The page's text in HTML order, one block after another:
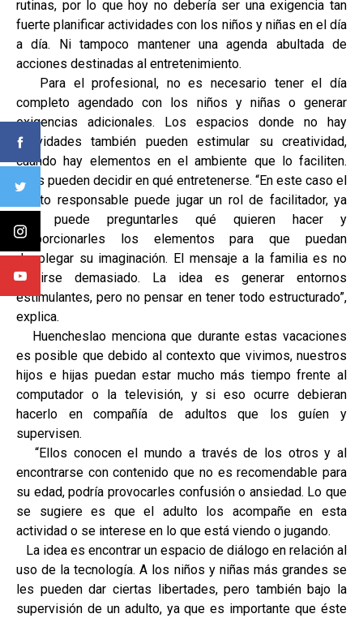
rutinas, por lo que hoy no debería ser una exigencia tan
fuerte planificar actividades con los niños y niñas en el día
a día. Ni tampoco mantener una agenda abultada de
acciones destinadas al entretenimiento.
Para el profesional, no es necesario tener el día
completo agendado con los niños y niñas o generar
exigencias adicionales. Los espacios donde no hay
actividades también pueden estimular su creatividad,
cuando hay elementos en el ambiente que lo faciliten.
Ellos pueden decidir en qué entretenerse. “En este caso el
adulto responsable puede jugar un rol de facilitador, ya
que puede preguntarles qué quieren hacer y
proporcionarles los elementos para que puedan
desplegar su imaginación. El mensaje a la familia es no
exigirse demasiado. La idea es generar entornos
estimulantes, pero no pensar en tener todo estructurado”,
explica.
Huencheslao menciona que durante estas vacaciones
es posible que debido al contexto que vivimos, nuestros
hijos e hijas puedan estar mucho más tiempo frente al
computador o la televisión, y si eso ocurre debieran
hacerlo en compañía de adultos que los guíen y
supervisen.
“Ellos conocen el mundo a través de los otros y al
encontrarse con contenido que no es recomendable para
su edad, podría provocarles confusión o ansiedad. Lo que
se sugiere es que el adulto los acompañe en esta
actividad o se interese en lo que está viendo o jugando.
La idea es encontrar un espacio de diálogo en relación al
uso de la tecnología. A los niños y niñas más grandes se
les pueden dar ciertas libertades, pero también bajo la
supervisión de un adulto, ya que es importante que éste